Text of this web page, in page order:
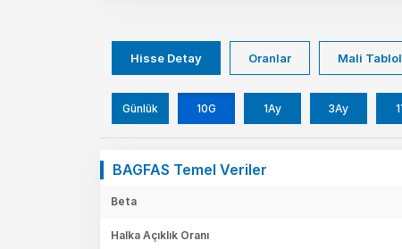
Hisse Detay Oranlar Mali
Günlük 10G 1Ay 3Ay
BAGFAS Temel Veriler
Beta
Halka Açıklık Oranı